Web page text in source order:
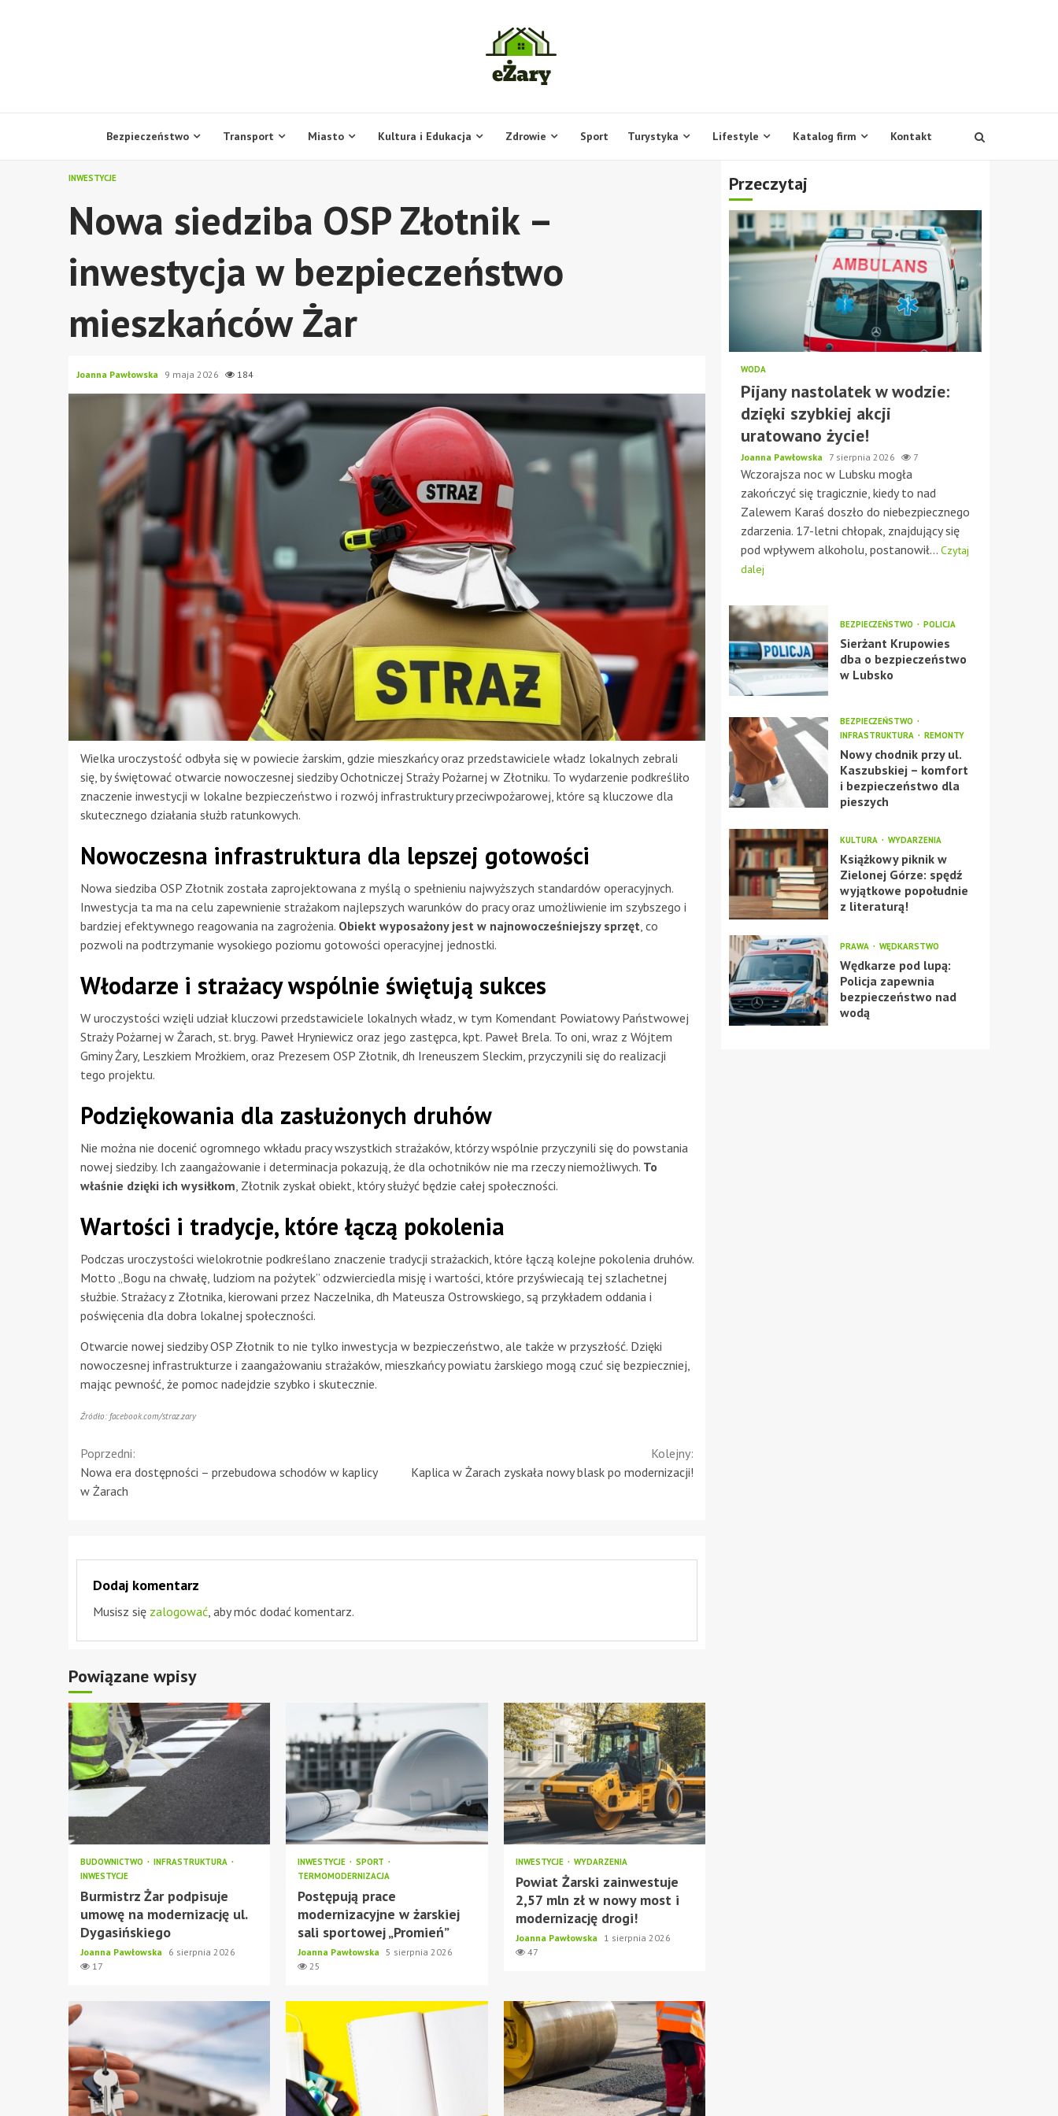
Bezpieczeństwo Transport Miasto Kultura i Edukacja Zdrowie Sport Turystyka Lifestyle Katalog firm Kontakt
INWESTYCJE
Nowa siedziba OSP Złotnik –
inwestycja w bezpieczeństwo
mieszkańców Żar
Joanna Pawłowska 9 maja 2026 184
Wielka uroczystość odbyła się w powiecie żarskim, gdzie mieszkańcy oraz przedstawiciele władz lokalnych zebrali
się, by świętować otwarcie nowoczesnej siedziby Ochotniczej Straży Pożarnej w Złotniku. To wydarzenie podkreśliło
znaczenie inwestycji w lokalne bezpieczeństwo i rozwój infrastruktury przeciwpożarowej, które są kluczowe dla
skutecznego działania służb ratunkowych.
Nowoczesna infrastruktura dla lepszej gotowości
Nowa siedziba OSP Złotnik została zaprojektowana z myślą o spełnieniu najwyższych standardów operacyjnych.
Inwestycja ta ma na celu zapewnienie strażakom najlepszych warunków do pracy oraz umożliwienie im szybszego i
bardziej efektywnego reagowania na zagrożenia. Obiekt wyposażony jest w najnowocześniejszy sprzęt , co
pozwoli na podtrzymanie wysokiego poziomu gotowości operacyjnej jednostki.
Włodarze i strażacy wspólnie świętują sukces
W uroczystości wzięli udział kluczowi przedstawiciele lokalnych władz, w tym Komendant Powiatowy Państwowej
Straży Pożarnej w Żarach, st. bryg. Paweł Hryniewicz oraz jego zastępca, kpt. Paweł Brela. To oni, wraz z Wójtem
Gminy Żary, Leszkiem Mrożkiem, oraz Prezesem OSP Złotnik, dh Ireneuszem Sleckim, przyczynili się do realizacji
tego projektu.
Podziękowania dla zasłużonych druhów
Nie można nie docenić ogromnego wkładu pracy wszystkich strażaków, którzy wspólnie przyczynili się do powstania
nowej siedziby. Ich zaangażowanie i determinacja pokazują, że dla ochotników nie ma rzeczy niemożliwych. To
właśnie dzięki ich wysiłkom , Złotnik zyskał obiekt, który służyć będzie całej społeczności.
Wartości i tradycje, które łączą pokolenia
Podczas uroczystości wielokrotnie podkreślano znaczenie tradycji strażackich, które łączą kolejne pokolenia druhów.
Motto „Bogu na chwałę, ludziom na pożytek” odzwierciedla misję i wartości, które przyświecają tej szlachetnej
służbie. Strażacy z Złotnika, kierowani przez Naczelnika, dh Mateusza Ostrowskiego, są przykładem oddania i
poświęcenia dla dobra lokalnej społeczności.
Otwarcie nowej siedziby OSP Złotnik to nie tylko inwestycja w bezpieczeństwo, ale także w przyszłość. Dzięki
nowoczesnej infrastrukturze i zaangażowaniu strażaków, mieszkańcy powiatu żarskiego mogą czuć się bezpieczniej,
mając pewność, że pomoc nadejdzie szybko i skutecznie.
Źródło: facebook.com/straz.zary
Continue
Reading
Poprzedni:
Nowa era dostępności – przebudowa schodów w kaplicy
w Żarach
Kolejny:
Kaplica w Żarach zyskała nowy blask po modernizacji!
Dodaj komentarz
Musisz się zalogować , aby móc dodać komentarz.
Powiązane wpisy
BUDOWNICTWO
INFRASTRUKTURA
INWESTYCJE
Burmistrz Żar podpisuje
umowę na modernizację ul.
Dygasińskiego
Joanna Pawłowska
6 sierpnia 2026
17
INWESTYCJE
SPORT
TERMOMODERNIZACJA
Postępują prace
modernizacyjne w żarskiej
sali sportowej „Promień”
Joanna Pawłowska
5 sierpnia 2026
25
INWESTYCJE WYDARZENIA
Powiat Żarski zainwestuje
2,57 mln zł w nowy most i
modernizację drogi!
Joanna Pawłowska
1 sierpnia 2026
47
Przeczytaj
WODA
Pijany nastolatek w wodzie:
dzięki szybkiej akcji
uratowano życie!
Joanna Pawłowska 7 sierpnia 2026 7
Wczorajsza noc w Lubsku mogła
zakończyć się tragicznie, kiedy to nad
Zalewem Karaś doszło do niebezpiecznego
zdarzenia. 17-letni chłopak, znajdujący się
pod wpływem alkoholu, postanowił... Czytaj
dalej
BEZPIECZEŃSTWO POLICJA
Sierżant Krupowies
dba o bezpieczeństwo
w Lubsko
BEZPIECZEŃSTWO
INFRASTRUKTURA
REMONTY
Nowy chodnik przy ul.
Kaszubskiej – komfort
i bezpieczeństwo dla
pieszych
KULTURA WYDARZENIA
Książkowy piknik w
Zielonej Górze: spędź
wyjątkowe popołudnie
z literaturą!
PRAWA WĘDKARSTWO
Wędkarze pod lupą:
Policja zapewnia
bezpieczeństwo nad
wodą